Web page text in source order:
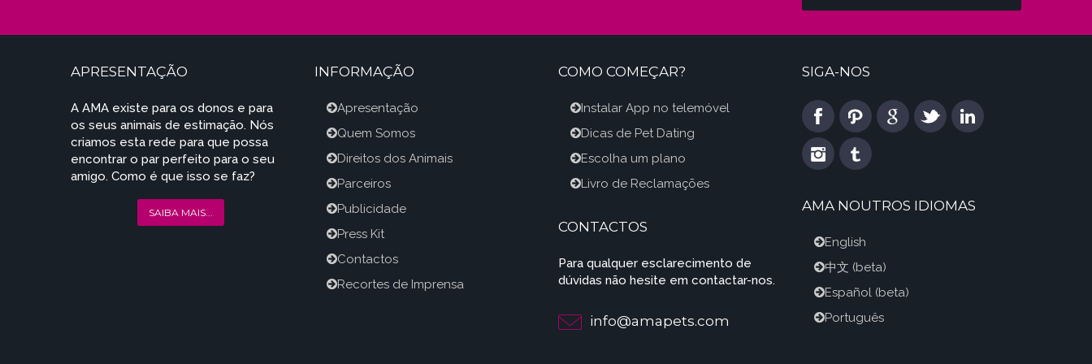
APRESENTAÇÃO
A AMA existe para os donos e para
os seus animais de estimação. Nós
criamos esta rede para que possa
encontrar o par perfeito para o seu
amigo. Como é que isso se faz?
SAIBA MAIS...
INFORMAÇÃO
Apresentação
Quem Somos
Direitos dos Animais
Parceiros
Publicidade
Press Kit
Contactos
Recortes de Imprensa
COMO COMEÇAR?
Instalar App no telemóvel
Dicas de Pet Dating
Escolha um plano
Livro de Reclamações
CONTACTOS
Para qualquer esclarecimento de
dúvidas não hesite em contactar-nos.
info@amapets.com
SIGA-NOS
AMA NOUTROS IDIOMAS
English
中文 (beta)
Español (beta)
Português